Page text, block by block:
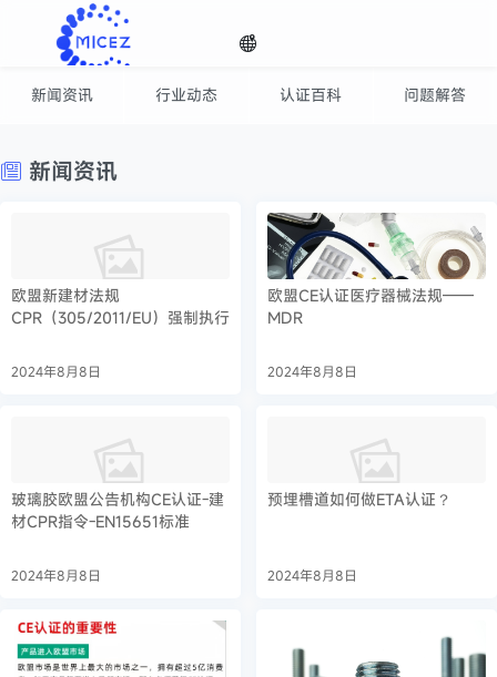
时刻关注全球认证动态，认证技术资讯随手可得
新闻资讯 行业动态 认证百科 问题解答
新闻资讯
欧盟新建材法规
CPR（305/2011/EU）强制执行
2024年8月8日
欧盟CE认证医疗器械法规——
MDR
2024年8月8日
玻璃胶欧盟公告机构CE认证-建
材CPR指令-EN15651标准
2024年8月8日
预埋槽道如何做ETA认证？
2024年8月8日